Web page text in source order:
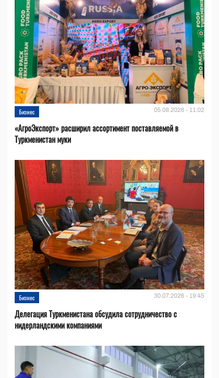
Бизнес 05.08.2026 - 11:02
«АгроЭкспорт» расширил ассортимент поставляемой в
Туркменистан муки
Бизнес 30.07.2026 - 19:45
Делегация Туркменистана обсудила сотрудничество с
нидерландскими компаниями